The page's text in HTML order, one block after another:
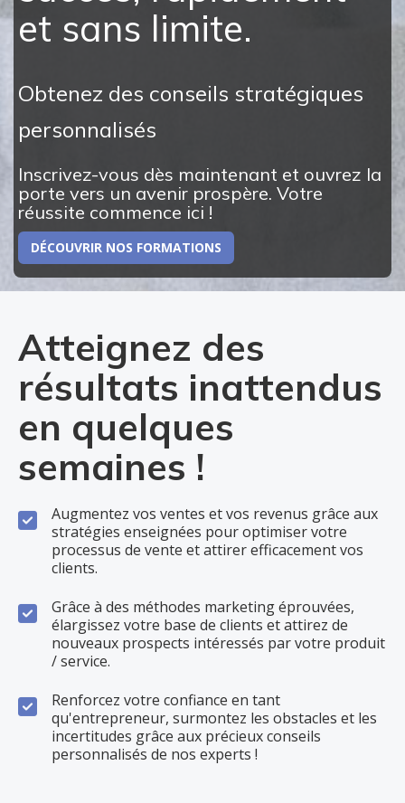
et sans limite.
Obtenez des conseils stratégiques
personnalisés
Inscrivez-vous dès maintenant et ouvrez la
porte vers un avenir prospère. Votre
réussite commence ici !
DÉCOUVRIR NOS FORMATIONS
Atteignez des
résultats inattendus
en quelques
semaines !
Augmentez vos ventes et vos revenus grâce aux
stratégies enseignées pour optimiser votre
processus de vente et attirer efficacement vos
clients.
Grâce à des méthodes marketing éprouvées,
élargissez votre base de clients et attirez de
nouveaux prospects intéressés par votre produit
/ service.
Renforcez votre confiance en tant
qu'entrepreneur, surmontez les obstacles et les
incertitudes grâce aux précieux conseils
personnalisés de nos experts !